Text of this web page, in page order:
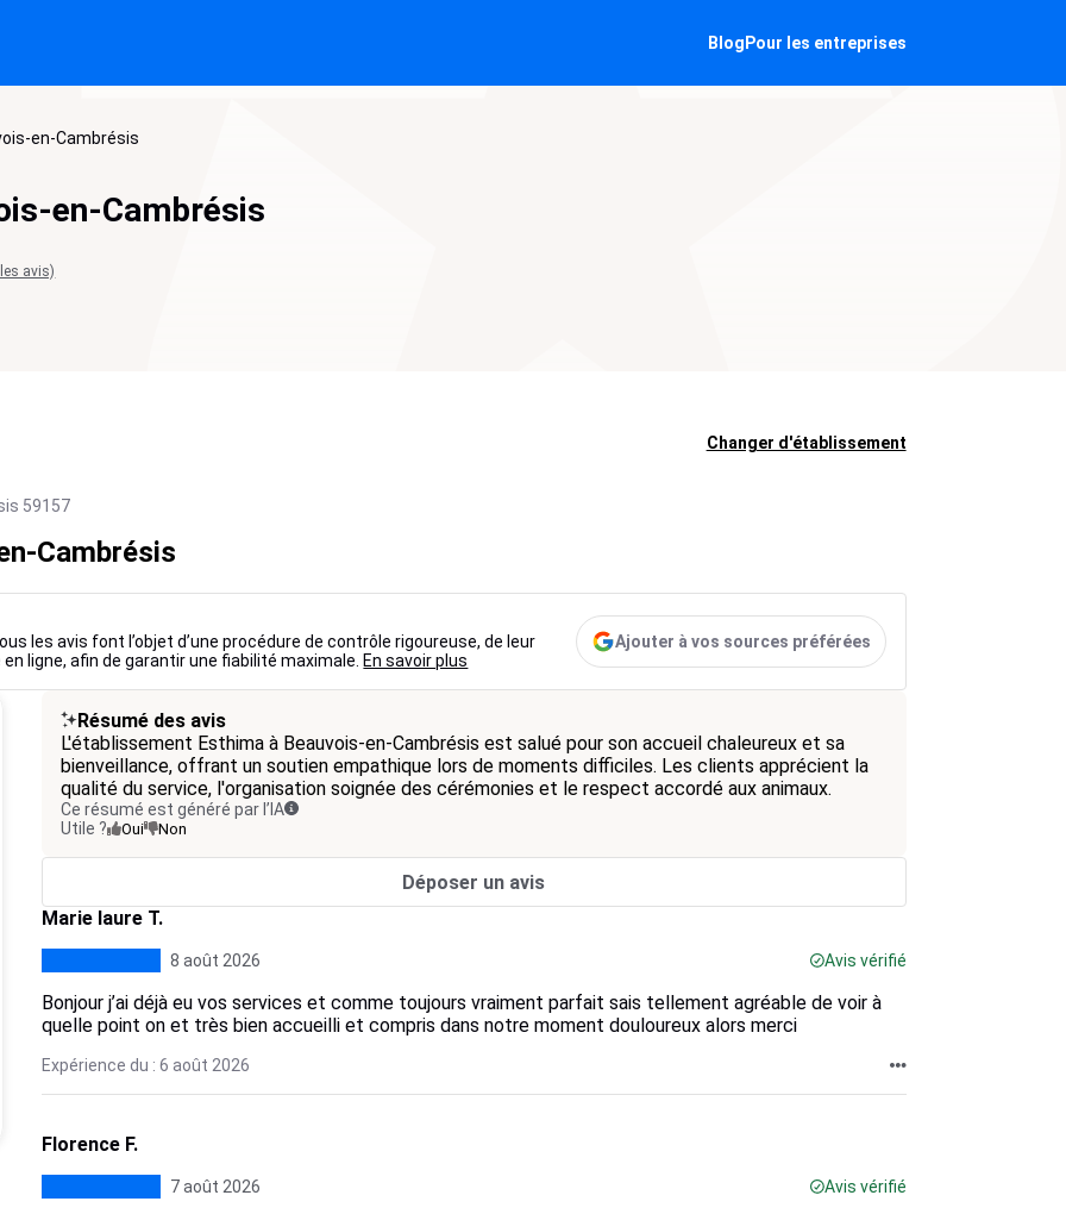
Blog Pour les entreprises
en-Cambrésis
en-Cambrésis
avis)
Changer d'établissement
59157
Cambrésis
les avis font l’objet d’une procédure de contrôle rigoureuse, de leur
ligne, afin de garantir une fiabilité maximale. En savoir plus
Ajouter à vos sources préférées
Résumé des avis
L'établissement Esthima à Beauvois-en-Cambrésis est salué pour son accueil chaleureux et sa
bienveillance, offrant un soutien empathique lors de moments difficiles. Les clients apprécient la
qualité du service, l'organisation soignée des cérémonies et le respect accordé aux animaux.
Ce résumé est généré par l’IA
Utile ?
Oui Non
Déposer un avis
Marie laure T.
8 août 2026 Avis vérifié
Bonjour j’ai déjà eu vos services et comme toujours vraiment parfait sais tellement agréable de voir à
quelle point on et très bien accueilli et compris dans notre moment douloureux alors merci
Expérience du : 6 août 2026
Florence F.
7 août 2026 Avis vérifié